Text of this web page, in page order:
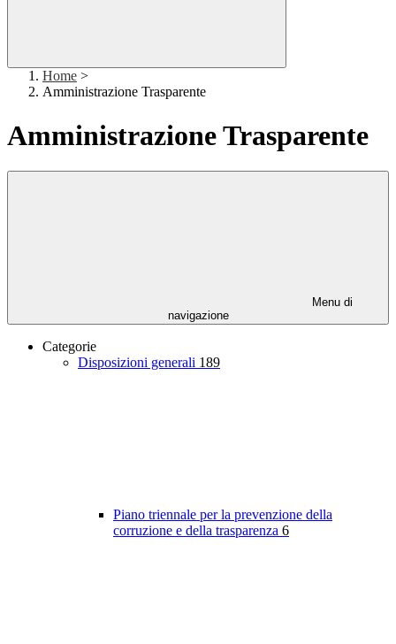
Home >
Amministrazione Trasparente
Amministrazione Trasparente
Menu di
navigazione
Categorie
Disposizioni generali 189
Piano triennale per la prevenzione della
corruzione e della trasparenza 6